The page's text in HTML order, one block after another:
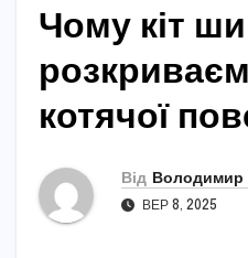
Чому кіт
котячої
Від Володимир
ВЕР 8, 2025